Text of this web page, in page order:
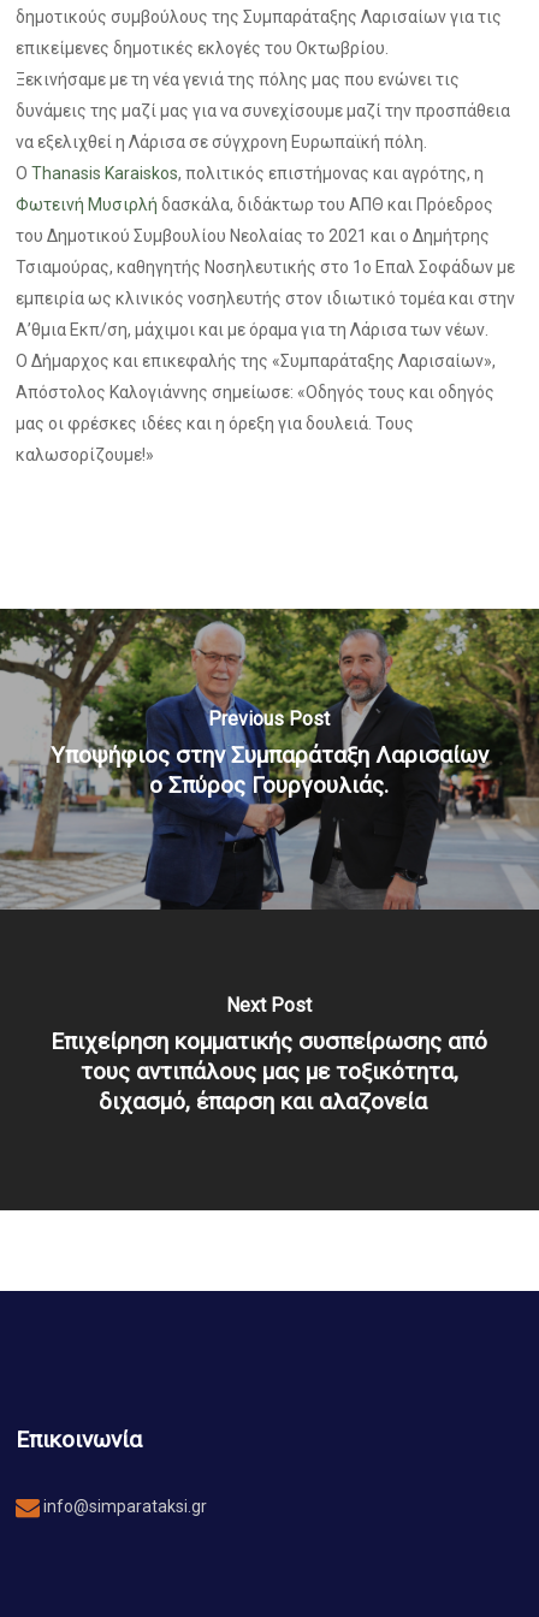
δημοτικούς συμβούλους της Συμπαράταξης Λαρισαίων για τις
επικείμενες δημοτικές εκλογές του Οκτωβρίου.
Ξεκινήσαμε με τη νέα γενιά της πόλης μας που ενώνει τις
δυνάμεις της μαζί μας για να συνεχίσουμε μαζί την προσπάθεια
να εξελιχθεί η Λάρισα σε σύγχρονη Ευρωπαϊκή πόλη.
ΟThanasis Karaiskos, πολιτικός επιστήμονας και αγρότης, η
Φωτεινή Μυσιρλή δασκάλα, διδάκτωρ του ΑΠΘ και Πρόεδρος
του Δημοτικού Συμβουλίου Νεολαίας το 2021 και ο Δημήτρης
Τσιαμούρας, καθηγητής Νοσηλευτικής στο 1ο Επαλ Σοφάδων με
εμπειρία ως κλινικός νοσηλευτής στον ιδιωτικό τομέα και στην
Α’θμια Εκπ/ση, μάχιμοι και με όραμα για τη Λάρισα των νέων.
Ο Δήμαρχος και επικεφαλής της «Συμπαράταξης Λαρισαίων»,
Απόστολος Καλογιάννης σημείωσε: «Οδηγός τους και οδηγός
μας οι φρέσκες ιδέες και η όρεξη για δουλειά. Τους
καλωσορίζουμε!»
Previous Post
Υποψήφιος στην Συμπαράταξη Λαρισαίων
ο Σπύρος Γουργουλιάς.
Next Post
Επιχείρηση κομματικής συσπείρωσης από
τους αντιπάλους μας με τοξικότητα,
διχασμό, έπαρση και αλαζονεία
Επικοινωνία
info@simparataksi.gr